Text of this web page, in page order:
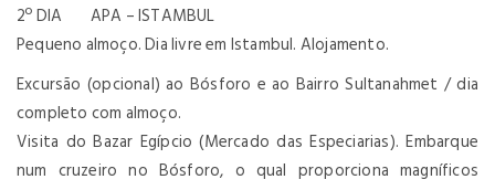
2º DIA APA – ISTAMBUL
Pequeno almoço. Dia livre em Istambul. Alojamento.
Excursão (opcional) ao Bósforo e ao Bairro Sultanahmet / dia
completo com almoço.
Visita do Bazar Egípcio (Mercado das Especiarias). Embarque
num cruzeiro no Bósforo, o qual proporciona magníficos